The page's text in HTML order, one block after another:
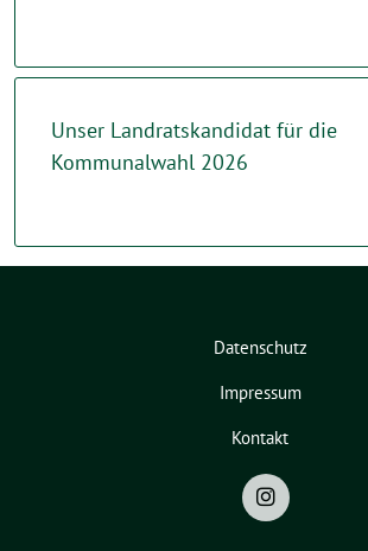
Unser Landratskandidat für die
Kommunalwahl 2026
Datenschutz
Impressum
Kontakt